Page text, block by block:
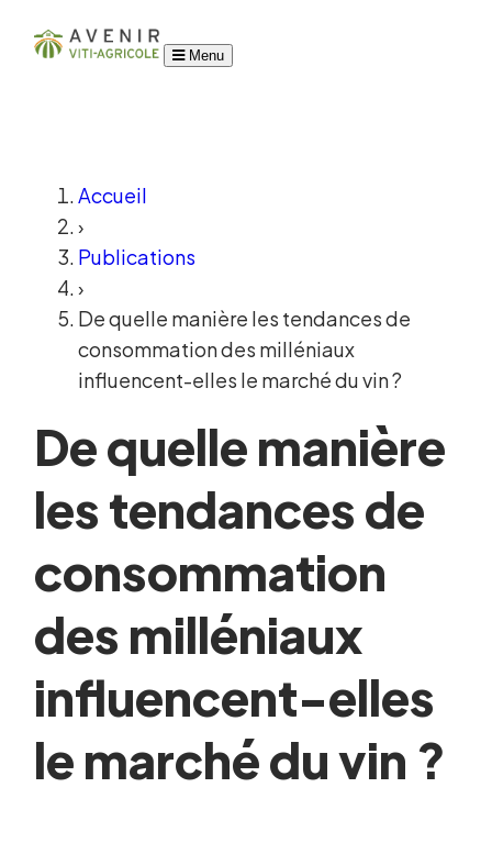
Menu
Accueil
›
Publications
›
De quelle manière les tendances de
consommation des milléniaux
influencent-elles le marché du vin ?
De quelle manière
les tendances de
consommation
des milléniaux
influencent-elles
le marché du vin ?